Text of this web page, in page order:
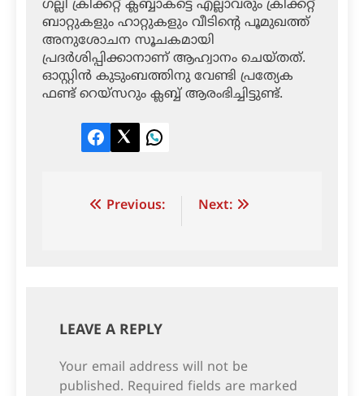
ഗല്ലി ക്രിക്കറ്റ് ക്ലബ്ബാകട്ടെ എല്ലാവരും ക്രിക്കറ്റ്
ബാറ്റുകളും ഹാറ്റുകളും വീടിന്റെ പൂമുഖത്ത്
അനുശോചന സൂചകമായി
പ്രദര്‍ശിപ്പിക്കാനാണ് ആഹ്വാനം ചെയ്തത്.
ഓസ്റ്റിന്‍ കുടുംബത്തിനു വേണ്ടി പ്രത്യേക
ഫണ്ട് റെയ്‌സറും ക്ലബ്ബ് ആരംഭിച്ചിട്ടുണ്ട്.
Facebook
TwitterLinkedIn
Post Previous: Next:
LEAVE A REPLY
Your email address will not be
published. Required fields are marked